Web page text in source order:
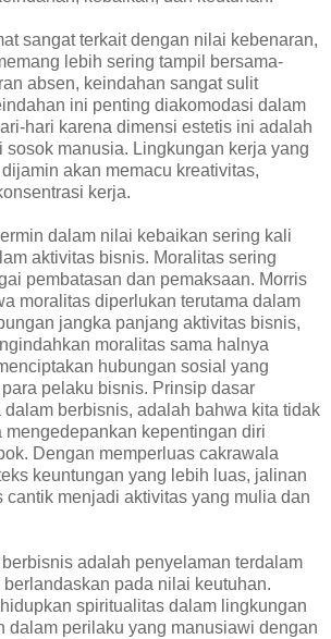
sangat terkait dengan nilai kebenaran,
lebih sering tampil bersama-
absen, keindahan sangat sulit
ini penting diakomodasi dalam
hari karena dimensi estetis ini adalah
sosok manusia. Lingkungan kerja yang
akan memacu kreativitas,
kerja.
dalam nilai kebaikan sering kali
aktivitas bisnis. Moralitas sering
pembatasan dan pemaksaan. Morris
moralitas diperlukan terutama dalam
jangka panjang aktivitas bisnis,
moralitas sama halnya
hubungan sosial yang
pelaku bisnis. Prinsip dasar
dalam berbisnis, adalah bahwa kita tidak
mengedepankan kepentingan diri
Dengan memperluas cakrawala
keuntungan yang lebih luas, jalinan
cantik menjadi aktivitas yang mulia dan
adalah penyelaman terdalam
pada nilai keutuhan.
spiritualitas dalam lingkungan
dalam perilaku yang manusiawi dengan